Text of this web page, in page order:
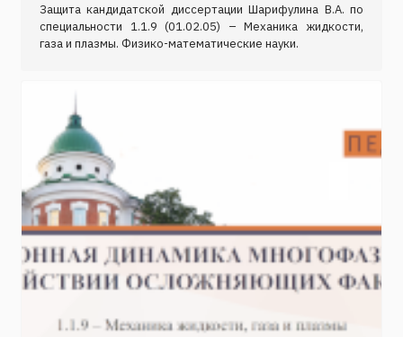
Защита кандидатской диссертации Шарифулина В.А. по
специальности 1.1.9 (01.02.05) – Механика жидкости,
газа и плазмы. Физико-математические науки.